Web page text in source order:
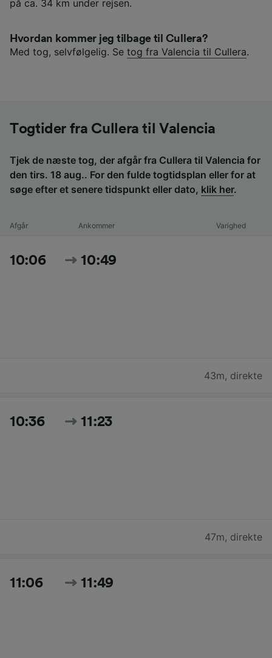
på ca. 34 km under rejsen.
Hvordan kommer jeg tilbage til Cullera?
Med tog, selvfølgelig. Se tog fra Valencia til Cullera.
Togtider fra Cullera til Valencia
Tjek de næste tog, der afgår fra Cullera til Valencia for
den tirs. 18 aug.. For den fulde togtidsplan eller for at
søge efter et senere tidspunkt eller dato, klik her.
Afgår Ankommer Varighed
10:06 10:49
43m, direkte
10:36 11:23
47m, direkte
11:06 11:49